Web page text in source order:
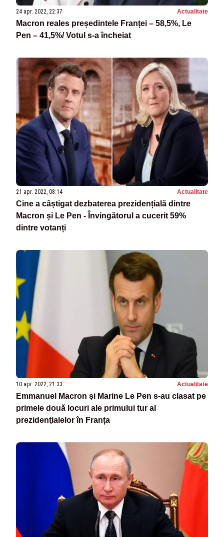
24 apr. 2022, 22:37 Actualitate
Macron reales președintele Franței – 58,5%, Le
Pen – 41,5%/ Votul s-a încheiat
21 apr. 2022, 08:14 Actualitate
Cine a câștigat dezbaterea prezidențială dintre
Macron și Le Pen - Învingătorul a cucerit 59%
dintre votanți
10 apr. 2022, 21:33 Actualitate
Emmanuel Macron şi Marine Le Pen s-au clasat pe
primele două locuri ale primului tur al
prezidenţialelor în Franța